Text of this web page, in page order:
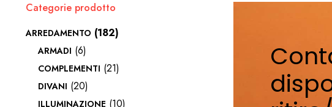
Categorie prodotto
ARREDAMENTO (182)
ARMADI (6)
COMPLEMENTI (21)
DIVANI (20)
ILLUMINAZIONE (10)